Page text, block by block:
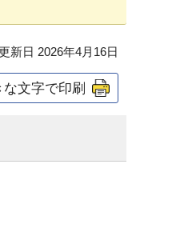
新日 2026年4月16日
な文字で印刷